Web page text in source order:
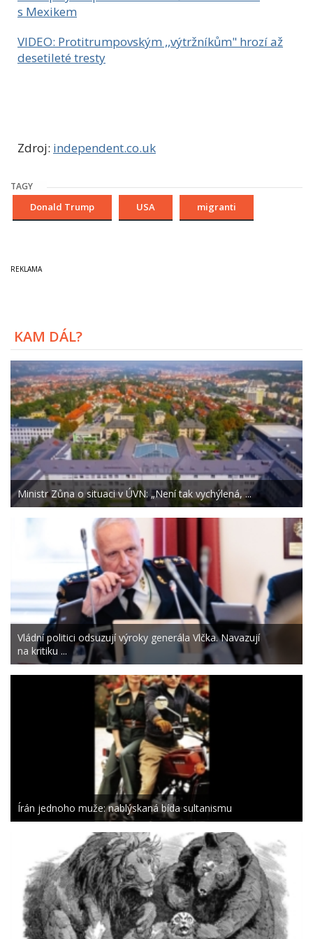
s Mexikem
VIDEO: Protitrumpovským ,,výtržníkům" hrozí až
desetileté tresty
Zdroj: independent.co.uk
TAGY
Donald Trump USA migranti
KAM DÁL?
Ministr Zůna o situaci v ÚVN: „Není tak vychýlená, ...
Vládní politici odsuzují výroky generála Vlčka. Navazují
na kritiku ...
Írán jednoho muže: nablýskaná bída sultanismu